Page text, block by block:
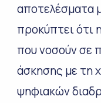
αποτελέσματα
προκύπτει ότι
που νοσούν σε
άσκησης με τη
ψηφιακών